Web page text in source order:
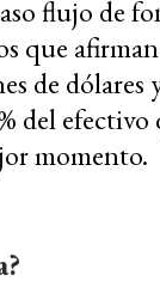
flujo de
que
de dólares
del
momento.